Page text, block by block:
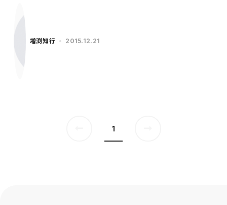
増渕知行 2015.12.21
1